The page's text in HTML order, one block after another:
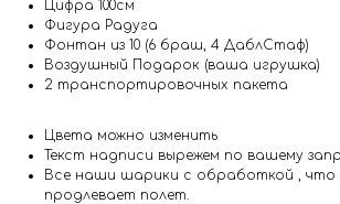
Цифра 100см
Фигура Радуга
Фонтан из 10 (6 браш, 4 ДаблСтаф)
Воздушный Подарок (ваша игрушка)
2 транспортировочных пакета
Цвета можно изменить
Текст надписи вырежем по вашему
Все наши шарики с обработкой , что
продлевает полет.